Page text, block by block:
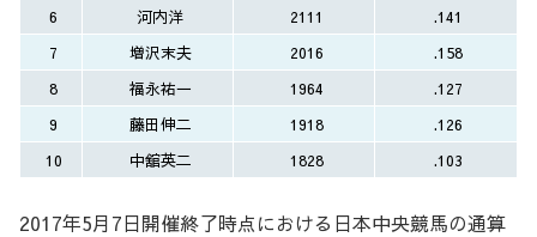
6
河内洋 2111
.141
7
増沢末夫 2016
.158
8
福永祐一 1964
.127
9
藤田伸二 1918
.126
10
中舘英二 1828 .103
2017年5月7日開催終了時点における日本中央競馬の通算